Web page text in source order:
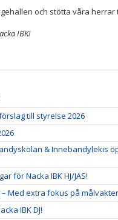
och stötta våra herrar
IBK!
till styrelse 2026
& Innebandylekis
för Nacka IBK HJ/JAS!
– Med extra fokus på
IBK DJ!